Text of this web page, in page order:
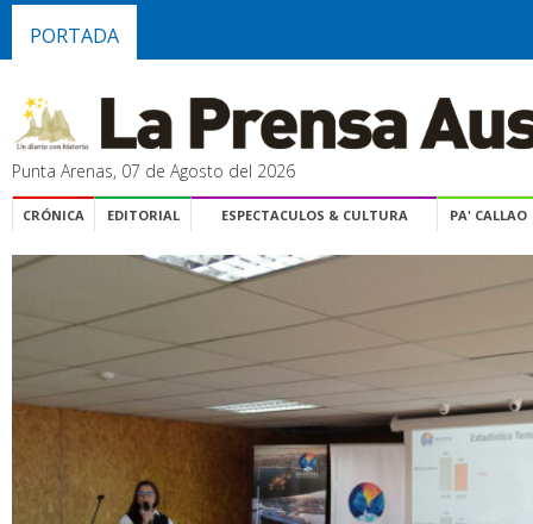
PORTADA
Punta Arenas, 07 de Agosto del 2026
CRÓNICA EDITORIAL ESPECTACULOS & CULTURA PA' CALLAO